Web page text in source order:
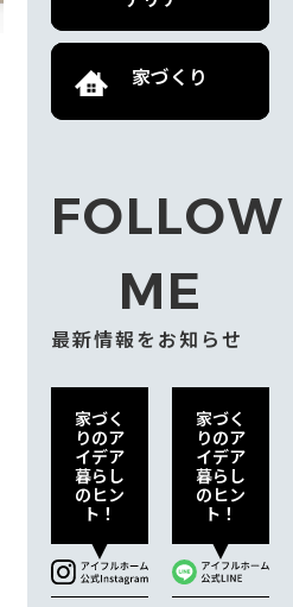
家づくり
FOLLOW
ME
最新情報をお知らせ
家づく
りのア
イデア
暮らし
のヒン
ト！
家づく
りのア
イデア
暮らし
のヒン
ト！